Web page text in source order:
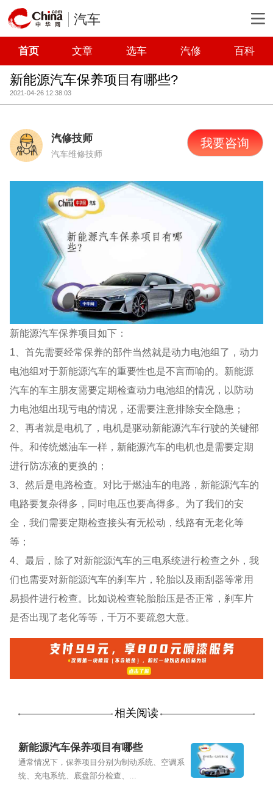
汽车
首页 文章 选车 汽修 百科
新能源汽车保养项目有哪些?
2021-04-26 12:38:03
汽修技师
汽车维修技师
我要咨询
新能源汽车保养项目如下：
1、首先需要经常保养的部件当然就是动力电池组了，动力
电池组对于新能源汽车的重要性也是不言而喻的。新能源
汽车的车主朋友需要定期检查动力电池组的情况，以防动
力电池组出现亏电的情况，还需要注意排除安全隐患；
2、再者就是电机了，电机是驱动新能源汽车行驶的关键部
件。和传统燃油车一样，新能源汽车的电机也是需要定期
进行防冻液的更换的；
3、然后是电路检查。对比于燃油车的电路，新能源汽车的
电路要复杂得多，同时电压也要高得多。为了我们的安
全，我们需要定期检查接头有无松动，线路有无老化等
等；
4、最后，除了对新能源汽车的三电系统进行检查之外，我
们也需要对新能源汽车的刹车片，轮胎以及雨刮器等常用
易损件进行检查。比如说检查轮胎胎压是否正常，刹车片
是否出现了老化等等，千万不要疏忽大意。
相关阅读
新能源汽车保养项目有哪些
通常情况下，保养项目分别为制动系统、空调系
统、充电系统、底盘部分检查、...